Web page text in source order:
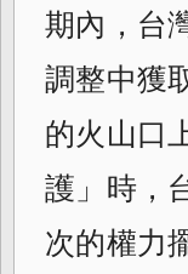
期內，台
調整中獲
的火山口
護」時，
次的權力